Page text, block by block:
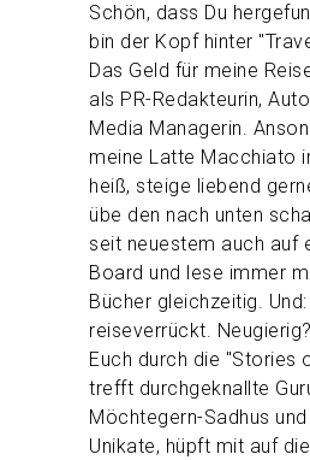
Schön, dass Du
bin der Kopf hinter
Das Geld für meine
als PR-Redakteurin,
Media Managerin.
meine Latte Macchiato
heiß, steige liebend
übe den nach unten
seit neuestem auch auf
Board und lese immer
Bücher gleichzeitig.
reiseverrückt.
Euch durch die "Stories
trefft durchgeknallte
Möchtegern-Sadhus
Unikate, hüpft mit auf